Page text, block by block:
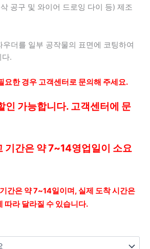
공구 및 와이어 드로잉 다이 등) 제조
더를 일부 공작물의 표면에 코팅하여
다.
요한 경우 고객센터로 문의해 주세요.
가능합니다. 고객센터에 문
기간은 약 7~14영업일이 소요
간은 약 7~14일이며, 실제 도착 시간은
따라 달라질 수 있습니다.